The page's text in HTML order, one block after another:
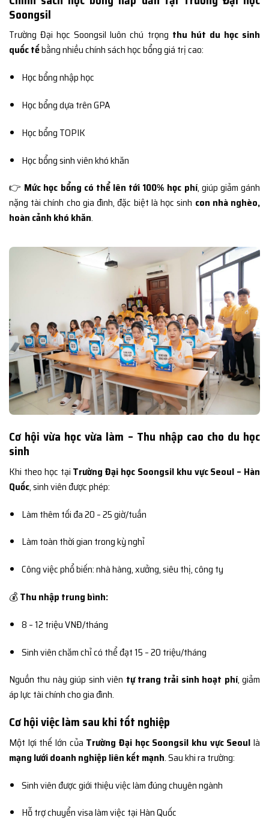
Soongsil
Trường Đại học Soongsil luôn chú trọng thu hút du học sinh
quốc tếbằng nhiều chính sách học bổng giá trị cao:
Học bổng nhập học
Học bổng dựa trên GPA
Học bổng TOPIK
Học bổng sinh viên khó khăn
👉 Mức học bổng có thể lên tới 100% học phí, giúp giảm gánh
nặng tài chính cho gia đình, đặc biệt là học sinh con nhà nghèo,
hoàn cảnh khó khăn.
Cơ hội vừa học vừa làm – Thu nhập cao cho du học
sinh
Khi theo học tại Trường Đại học Soongsil khu vực Seoul – Hàn
Quốc, sinh viên được phép:
Làm thêm tối đa 20 – 25 giờ/tuần
Làm toàn thời gian trong kỳ nghỉ
Công việc phổ biến: nhà hàng, xưởng, siêu thị, công ty
💰Thu nhập trung bình:
8 – 12 triệu VNĐ/tháng
Sinh viên chăm chỉ có thể đạt 15 – 20 triệu/tháng
Nguồn thu này giúp sinh viên tự trang trải sinh hoạt phí, giảm
áp lực tài chính cho gia đình.
Cơ hội việc làm sau khi tốt nghiệp
Một lợi thế lớn của Trường Đại học Soongsil khu vực Seoul là
mạng lưới doanh nghiệp liên kết mạnh. Sau khi ra trường:
Sinh viên được giới thiệu việc làm đúng chuyên ngành
Hỗ trợ chuyển visa làm việc tại Hàn Quốc